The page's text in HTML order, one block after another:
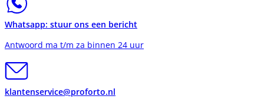
Whatsapp: stuur ons een bericht
Antwoord ma t/m za binnen 24 uur
klantenservice@proforto.nl